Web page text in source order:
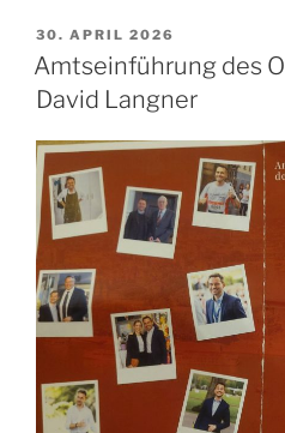
VERÖFFENTLICHT
AM
30. APRIL 2026
Amtseinführung des
David Langner